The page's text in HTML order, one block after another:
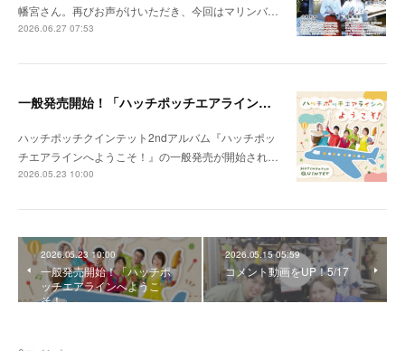
幡宮さん。再びお声がけいただき、今回はマリンバ…
2026.06.27 07:53
一般発売開始！「ハッチポッチエアラインへようこそ！」
ハッチポッチクインテット2ndアルバム『ハッチポッ
チエアラインへようこそ！』の一般発売が開始され…
2026.05.23 10:00
2026.05.23 10:00
一般発売開始！「ハッチポ
ッチエアラインへようこ
そ！」
2026.05.15 05:59
コメント動画をUP！5/17